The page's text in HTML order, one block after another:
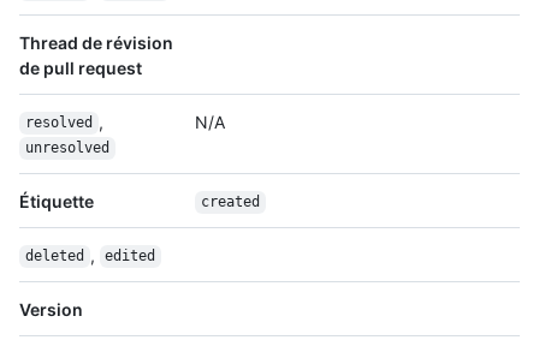
Thread de révision
de pull request
resolved ,
unresolved
N/A
Étiquette created
deleted , edited
Version